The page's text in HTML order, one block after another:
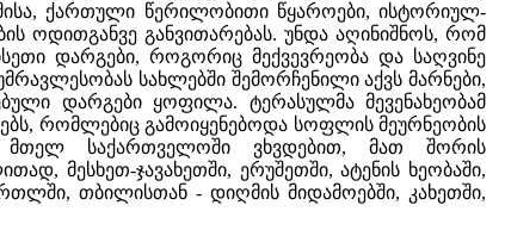
ქართული წერილობითი წყაროები, ისტორიულ-
ოდითგანვე განვითარებას. უნდა აღინიშნოს, რომ
დარგები, როგორიც მექვევრეობა და საღვინე
სახლებში შემორჩენილი აქვს მარნები,
დარგები ყოფილა. ტერასულმა მევენახეობამ
რომლებიც გამოიყენებოდა სოფლის მეურნეობის
მთელ საქართველოში ვხვდებით, მათ შორის
მესხეთ-ჯავახეთში, ერუშეთში, ატენის ხეობაში,
თბილისთან - დიღმის მიდამოებში, კახეთში,